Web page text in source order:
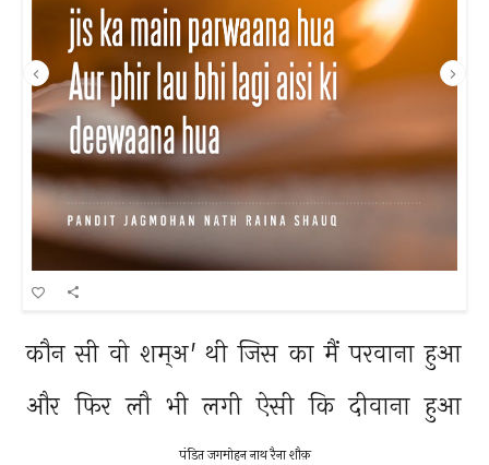
कौन सी वो शम्अ' थी जिस का मैं परवाना हुआ
और फिर लौ भी लगी ऐसी कि दीवाना हुआ
पंडित जगमोहन नाथ रैना शौक़